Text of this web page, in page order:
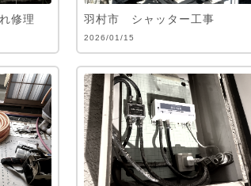
修理 羽村市 シャッター工事
2026/01/15